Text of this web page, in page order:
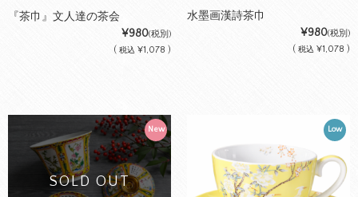
『茶巾』文人達の茶会
¥980(税別)
( 税込 ¥1,078 )
水墨画漢詩茶巾
¥980(税別)
( 税込 ¥1,078 )
SOLD OUT
New Low